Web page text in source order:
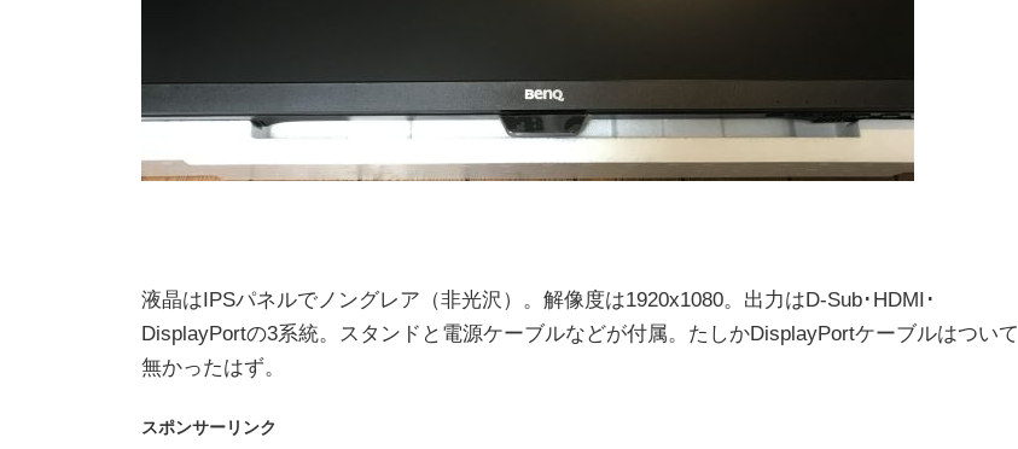
液晶はIPSパネルでノングレア（非光沢）。解像度は1920x1080。出力はD-Sub･HDMI･
DisplayPortの3系統。スタンドと電源ケーブルなどが付属。たしかDisplayPortケーブルはついて
無かったはず。
スポンサーリンク